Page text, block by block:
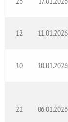
12 11.01.2026
10 10.01.2026
21 06.01.2026